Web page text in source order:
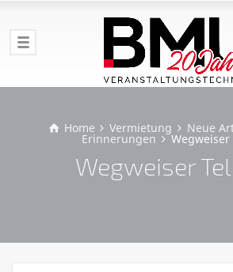
Home Vermietung Neue
Erinnerungen Wegweiser
Wegweiser